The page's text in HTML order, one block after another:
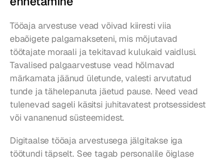
Tööaja arvestuse vead võivad kiiresti viia
ebaõigete palgamakseteni, mis mõjutavad
töötajate moraali ja tekitavad kulukaid vaidlusi.
Tavalised palgaarvestuse vead hõlmavad
märkamata jäänud ületunde, valesti arvutatud
tunde ja tähelepanuta jäetud pause. Need vead
tulenevad sageli käsitsi juhitavatest protsessidest
või vananenud süsteemidest.
Digitaalse tööaja arvestusega jälgitakse iga
töötundi täpselt. See tagab personalile õiglase